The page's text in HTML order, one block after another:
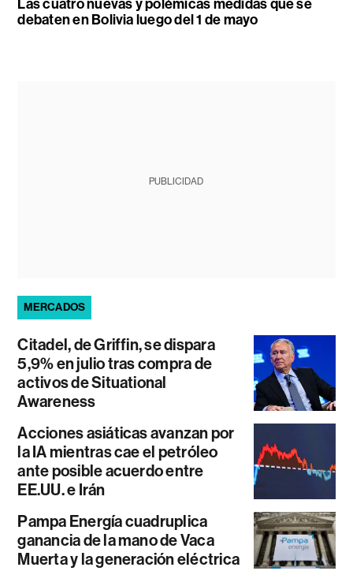
Las cuatro nuevas y polémicas medidas que se
debaten en Bolivia luego del 1 de mayo
PUBLICIDAD
MERCADOS
Citadel, de Griffin, se dispara
5,9% en julio tras compra de
activos de Situational
Awareness
Acciones asiáticas avanzan por
la IA mientras cae el petróleo
ante posible acuerdo entre
EE.UU. e Irán
Pampa Energía cuadruplica
ganancia de la mano de Vaca
Muerta y la generación eléctrica